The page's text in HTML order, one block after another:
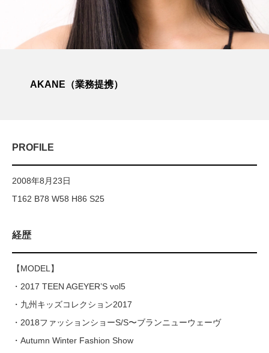
AKANE（業務提携）
PROFILE
2008年8月23日
T162 B78 W58 H86 S25
経歴
【MODEL】
・2017 TEEN AGEYER’S vol5
・九州キッズコレクション2017
・2018ファッションショーS/S〜ブランニューウェーヴ
・Autumn Winter Fashion Show